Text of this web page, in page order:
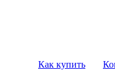
Как купить